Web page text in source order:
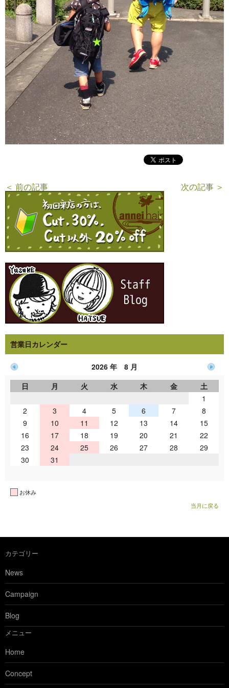
＜ 前の記事 次の記事 ＞
営業日カレンダー
2026 年 8 月
日
月 火 水 木 金
土
1
2
3 4 5 6 7
8
9
10 11 12 13 14
15
16
17 18 19 20 21
22
23
24 25 26 27 28
29
30
31
お休み
当月に戻る
カテゴリー
News
Campaign
Blog
メニュー
Home
Concept